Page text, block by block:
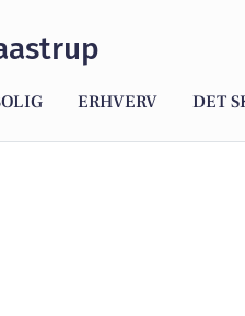
ERHVERV DET